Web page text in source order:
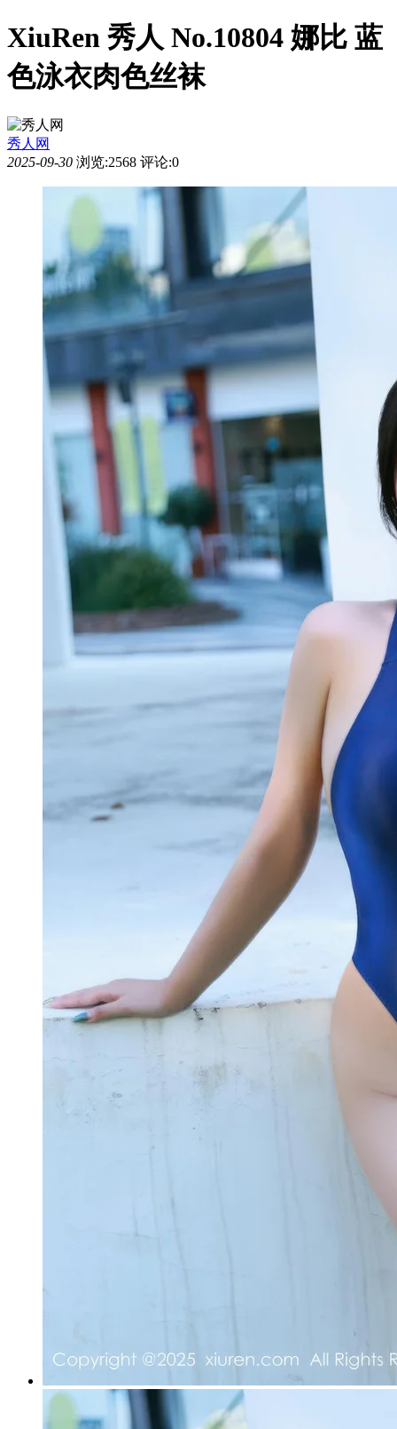
XiuRen 秀人 No.10804 娜比 蓝
色泳衣肉色丝袜
秀人网
2025-09-30 浏览:2568 评论:0